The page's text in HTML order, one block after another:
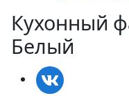
Кухонный
Белый